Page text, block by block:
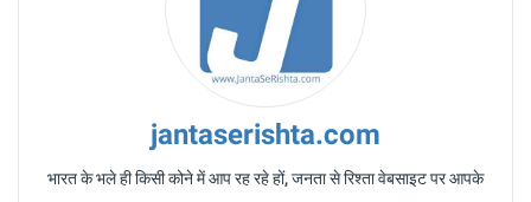
jantaserishta.com
भारत के भले ही किसी कोने में आप रह रहे हों, जनता से रिश्ता वेबसाइट पर आपके